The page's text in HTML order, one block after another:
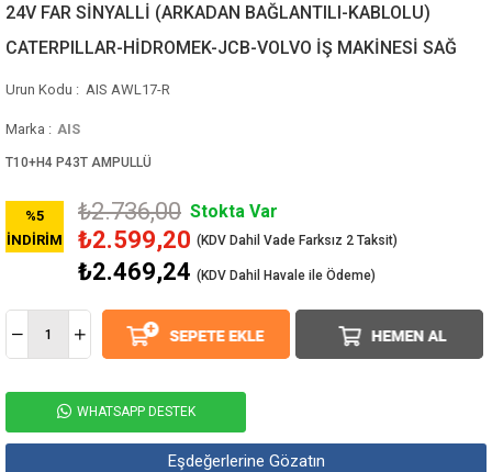
24V FAR SİNYALLİ (ARKADAN BAĞLANTILI-KABLOLU)
CATERPILLAR-HİDROMEK-JCB-VOLVO İŞ MAKİNESİ SAĞ
AIS AWL17-R
Marka : AIS
T10+H4 P43T AMPULLÜ
%5
İNDIRIM
₺2.736,00 Stokta Var
₺2.599,20
₺2.469,24 (KDV Dahil Havale ile Ödeme)
WHATSAPP DESTEK
Eşdeğerlerine Gözatın